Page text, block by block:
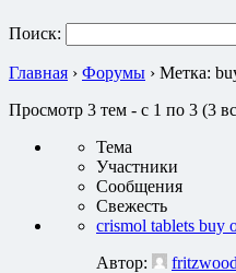
Поиск:
Главная › Форумы › Метка:
Просмотр 3 тем - с 1 по 3 (3
Тема
Участники
Сообщения
Свежесть
crismol tablets buy
Автор: